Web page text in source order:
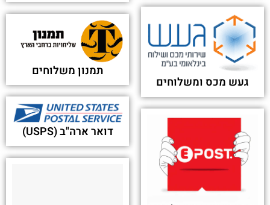
געש מכס ומשלוחים
תמנון משלוחים
דואר ארה"ב (USPS)